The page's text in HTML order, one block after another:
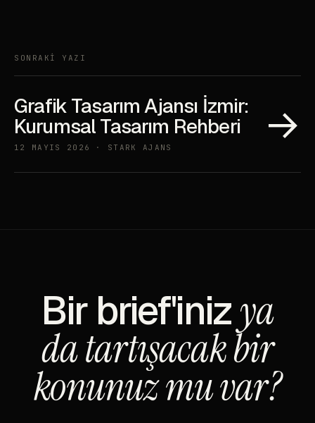
SONRAKİ YAZI
Grafik Tasarım Ajansı İzmir:
Kurumsal Tasarım Rehberi
12 MAYIS 2026 · STARK AJANS →
Bir brief'inizya
da tartışacak bir
konunuz mu var?